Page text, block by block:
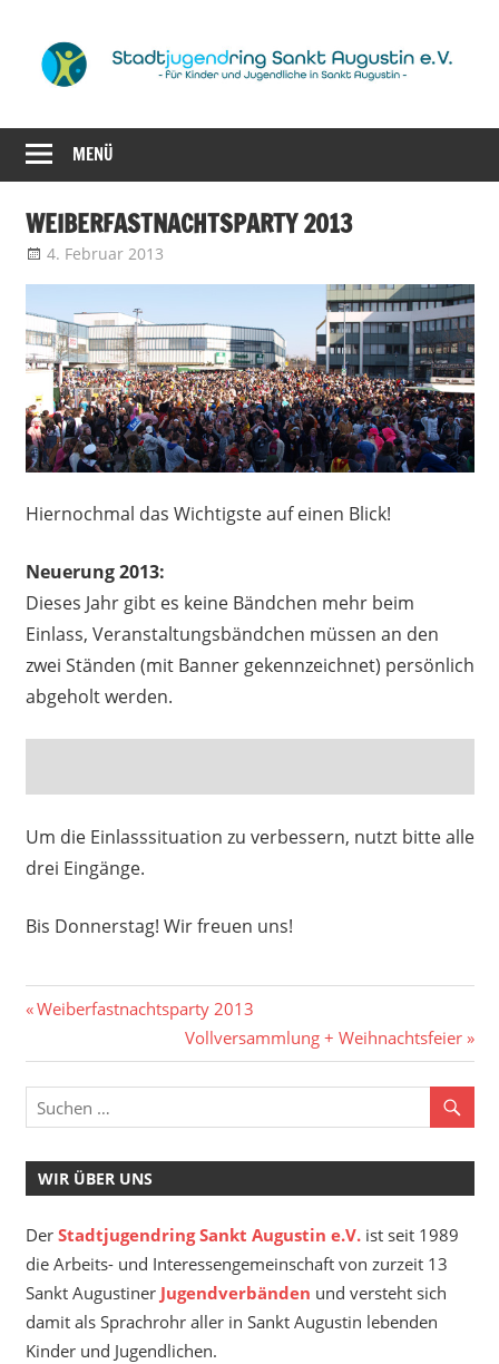
springen
Sankt
Augustin
e.V.
Kinder
und
in
Sankt
Augustin
MENÜ
WEIBERFASTNACHTSPARTY 2013
4. Februar 2013
Hiernochmal das Wichtigste auf einen Blick!
Neuerung 2013:
Dieses Jahr gibt es keine Bändchen mehr beim
Einlass, Veranstaltungsbändchen müssen an den
zwei Ständen (mit Banner gekennzeichnet) persönlich
abgeholt werden.
Um die Einlasssituation zu verbessern, nutzt bitte alle
drei Eingänge.
Bis Donnerstag! Wir freuen uns!
Beitragsnavigation
Vorheriger
Weiberfastnachtsparty 2013
Nächster
Beitrag:
Vollversammlung + Weihnachtsfeier
WIR ÜBER UNS
Der Stadtjugendring Sankt Augustin e.V.ist seit 1989
die Arbeits- und Interessengemeinschaft von zurzeit 13
Sankt Augustiner Jugendverbänden und versteht sich
damit als Sprachrohr aller in Sankt Augustin lebenden
Kinder und Jugendlichen.